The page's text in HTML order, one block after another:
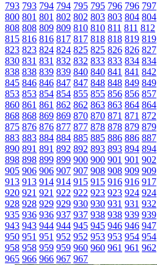
793 793 794 794 795 795 796 796 797
800 801 801 802 802 803 803 804 804
808 808 809 809 810 810 811 811 812
815 816 816 817 817 818 818 819 819
823 823 824 824 825 825 826 826 827
830 831 831 832 832 833 833 834 834
838 838 839 839 840 840 841 841 842
845 846 846 847 847 848 848 849 849
853 853 854 854 855 855 856 856 857
860 861 861 862 862 863 863 864 864
868 868 869 869 870 870 871 871 872
875 876 876 877 877 878 878 879 879
883 883 884 884 885 885 886 886 887
890 891 891 892 892 893 893 894 894
898 898 899 899 900 900 901 901 902
905 906 906 907 907 908 908 909 909
913 913 914 914 915 915 916 916 917
920 921 921 922 922 923 923 924 924
928 928 929 929 930 930 931 931 932
935 936 936 937 937 938 938 939 939
943 943 944 944 945 945 946 946 947
950 951 951 952 952 953 953 954 954
958 958 959 959 960 960 961 961 962
965 966 966 967 967